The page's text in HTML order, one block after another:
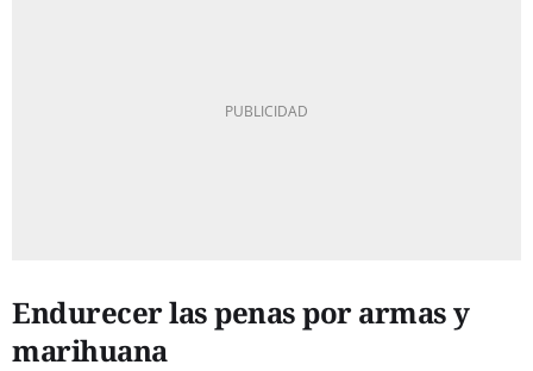
Endurecer las penas por armas y
marihuana